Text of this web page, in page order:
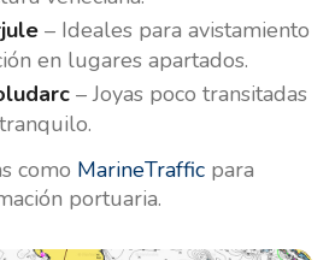
– Ideales para avistamiento
en lugares apartados.
– Joyas poco transitadas
como MarineTrafficpara
portuaria.